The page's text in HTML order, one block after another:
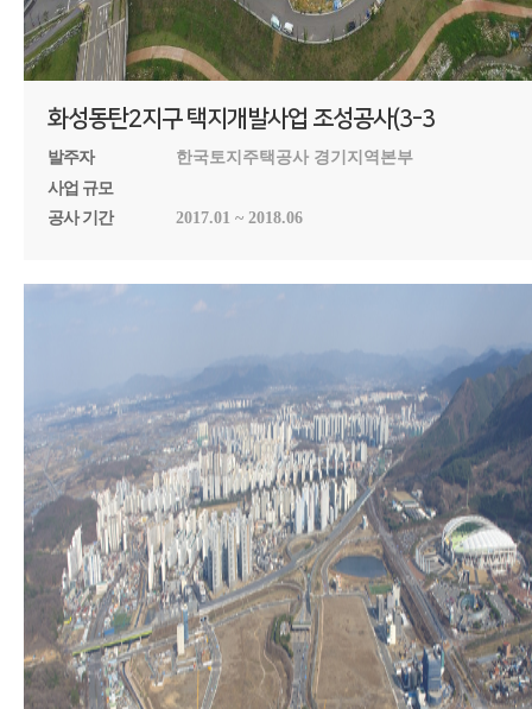
화성동탄2지구 택지개발사업 조성공사(3-3
발주자
한국토지주택공사 경기지역본부
사업 규모
공사 기간
2017.01 ~ 2018.06